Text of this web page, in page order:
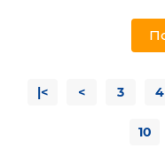
|< < 3 4
10